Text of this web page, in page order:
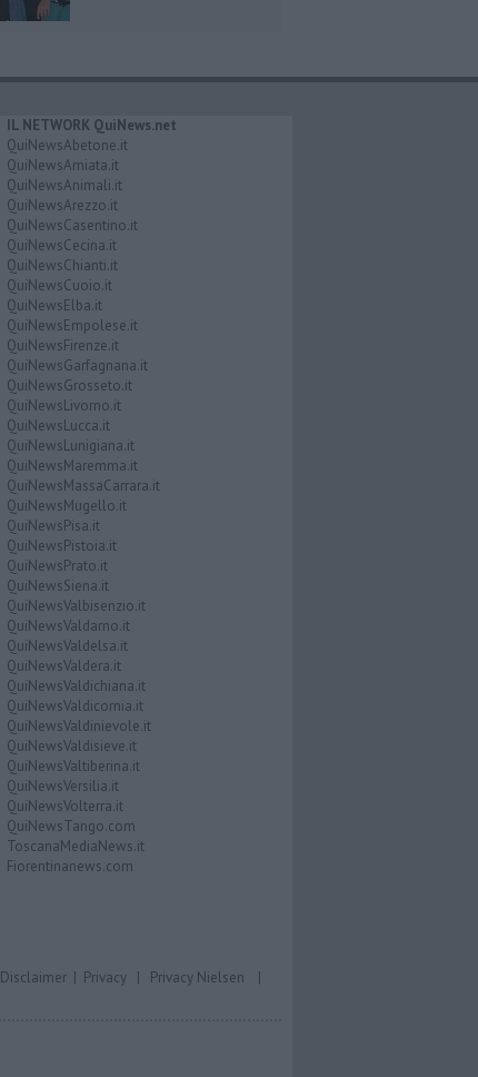
IL NETWORK QuiNews.net
QuiNewsAbetone.it
QuiNewsAmiata.it
QuiNewsAnimali.it
QuiNewsArezzo.it
QuiNewsCasentino.it
QuiNewsCecina.it
QuiNewsChianti.it
QuiNewsCuoio.it
QuiNewsElba.it
QuiNewsEmpolese.it
QuiNewsFirenze.it
QuiNewsGarfagnana.it
QuiNewsGrosseto.it
QuiNewsLivorno.it
QuiNewsLucca.it
QuiNewsLunigiana.it
QuiNewsMaremma.it
QuiNewsMassaCarrara.it
QuiNewsMugello.it
QuiNewsPisa.it
QuiNewsPistoia.it
QuiNewsPrato.it
QuiNewsSiena.it
QuiNewsValbisenzio.it
QuiNewsValdarno.it
QuiNewsValdelsa.it
QuiNewsValdera.it
QuiNewsValdichiana.it
QuiNewsValdicornia.it
QuiNewsValdinievole.it
QuiNewsValdisieve.it
QuiNewsValtiberina.it
QuiNewsVersilia.it
QuiNewsVolterra.it
QuiNewsTango.com
ToscanaMediaNews.it
Fiorentinanews.com
Disclaimer | Privacy | Privacy Nielsen |